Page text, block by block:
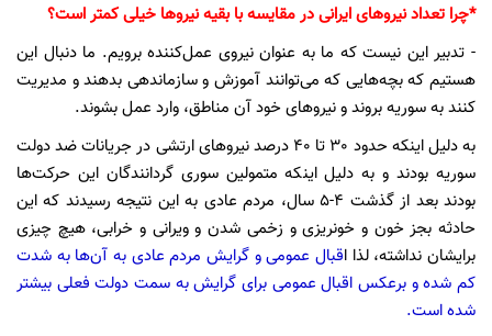
*چرا تعداد نیروهای ایرانی در مقایسه با بقیه نیروها خیلی کمتر است؟
- تدبیر این نیست که ما به عنوان نیروی عمل‌کننده برویم. ما دنبال این
هستیم که بچه‌هایی که می‌توانند آموزش و سازماندهی بدهند و مدیریت
کنند به سوریه بروند و نیروهای خود آن مناطق، وارد عمل بشوند.
به دلیل اینکه حدود 30 تا 40 درصد نیروهای ارتشی در جریانات ضد دولت
سوریه بودند و به دلیل اینکه متمولین سوری گردانندگان این حرکت‌ها
بودند بعد از گذشت 4-5 سال، مردم عادی به این نتیجه رسیدند که این
حادثه بجز خون و خونریزی و زخمی شدن و ویرانی و خرابی، هیچ چیزی
برایشان نداشته، لذا اقبال عمومی و گرایش مردم عادی به آن‌ها به شدت
کم شده و برعکس اقبال عمومی ‌برای گرایش به سمت دولت فعلی بیشتر
شده است.